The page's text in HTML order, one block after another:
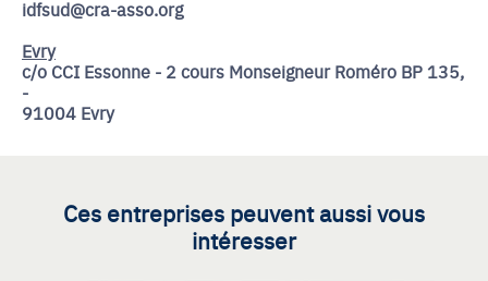
idfsud@cra-asso.org
Evry
c/o CCI Essonne - 2 cours Monseigneur Roméro BP 135,
-
91004 Evry
Ces entreprises peuvent aussi vous
intéresser